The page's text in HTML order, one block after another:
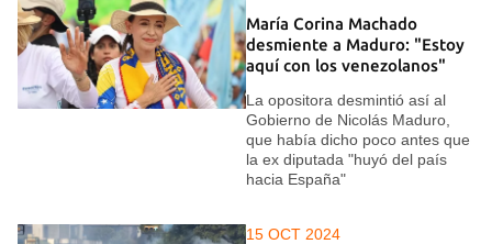
María Corina Machado
desmiente a Maduro: "Estoy
aquí con los venezolanos"
La opositora desmintió así al
Gobierno de Nicolás Maduro,
que había dicho poco antes que
la ex diputada "huyó del país
hacia España"
15 OCT 2024